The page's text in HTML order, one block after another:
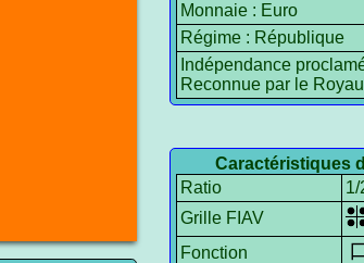
Monnaie : Euro
Régime : République
Indépendance
Reconnue par le
Caractéristiques
Ratio
1/
Grille FIAV
Fonction